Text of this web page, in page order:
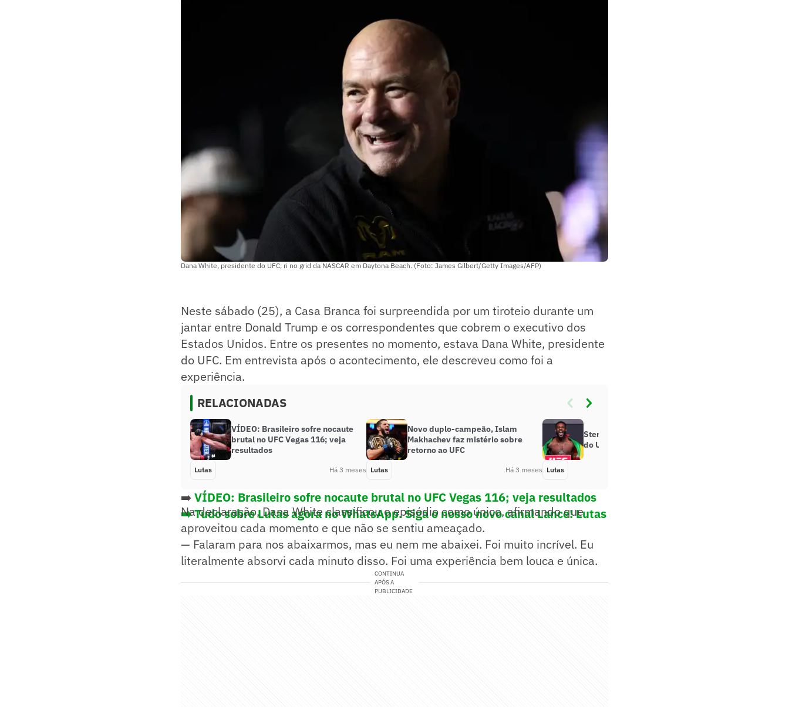
Dana White, presidente do UFC, ri no grid da NASCAR em Daytona Beach. (Foto: James Gilbert/Getty Images/AFP)
Neste sábado (25), a Casa Branca foi surpreendida por um tiroteio durante um
jantar entre Donald Trump e os correspondentes que cobrem o executivo dos
Estados Unidos. Entre os presentes no momento, estava Dana White, presidente
do UFC. Em entrevista após o acontecimento, ele descreveu como foi a
experiência.
RELACIONADAS
VÍDEO: Brasileiro sofre nocaute
brutal no UFC Vegas 116; veja
resultados
Lutas Há 3 meses
Novo duplo-campeão, Islam
Makhachev faz mistério sobre
retorno ao UFC
Lutas Há 3 meses
Sterling e Zalal superam pesagem
do UFC Vegas 116; veja resultados
Lutas
➡️ VÍDEO: Brasileiro sofre nocaute brutal no UFC Vegas 116; veja resultados
➡️ Tudo sobre Lutas agora no WhatsApp. Siga o nosso novo canal Lance! Lutas
Na declaração, Dana White classificou o episódio como único, afirmando que
aproveitou cada momento e que não se sentiu ameaçado.
— Falaram para nos abaixarmos, mas eu nem me abaixei. Foi muito incrível. Eu
literalmente absorvi cada minuto disso. Foi uma experiência bem louca e única.
CONTINUA
APÓS A
PUBLICIDADE